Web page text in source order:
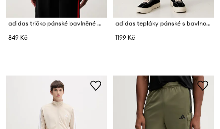
adidas tričko pánské bavlněné Ramen
849 Kč
adidas tepláky pánské s bavlnou Feelcozy
1199 Kč